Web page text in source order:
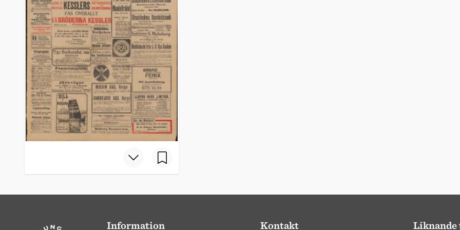
Information Kontakt